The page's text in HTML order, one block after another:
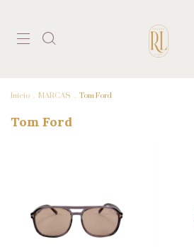
Início . MARCAS . Tom Ford
Tom Ford